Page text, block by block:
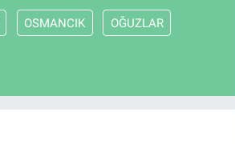
OSMANCIK OĞUZLAR